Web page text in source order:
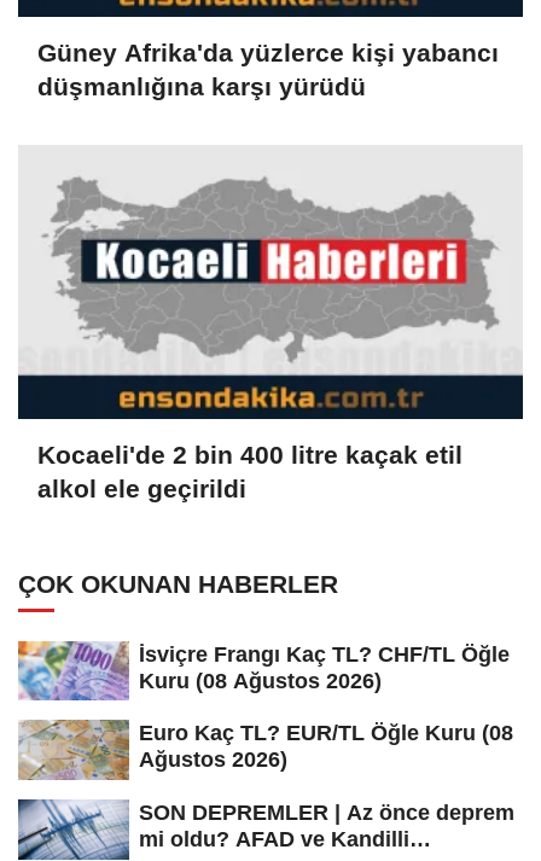
Güney Afrika'da yüzlerce kişi yabancı
düşmanlığına karşı yürüdü
Kocaeli'de 2 bin 400 litre kaçak etil
alkol ele geçirildi
ÇOK OKUNAN HABERLER
İsviçre Frangı Kaç TL? CHF/TL Öğle
Kuru (08 Ağustos 2026)
Euro Kaç TL? EUR/TL Öğle Kuru (08
Ağustos 2026)
SON DEPREMLER | Az önce deprem
mi oldu? AFAD ve Kandilli